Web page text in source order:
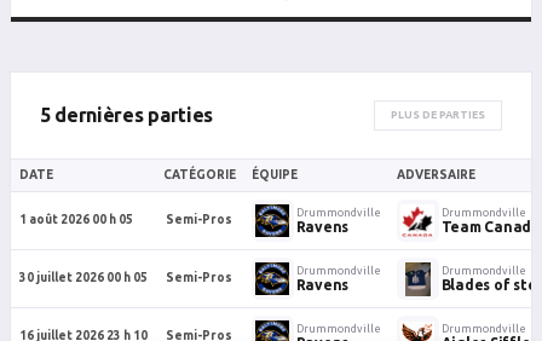
5 dernières parties PLUS DE PARTIES
DATE CATÉGORIE ÉQUIPE ADVERSAIRE
1 août 2026 00 h 05 Semi-Pros
Drummondville
Ravens
Drummondville
Team Canada
30 juillet 2026 00 h 05 Semi-Pros
Drummondville
Ravens
Drummondville
Blades of
16 juillet 2026 23 h 10 Semi-Pros
Drummondville Drummondville